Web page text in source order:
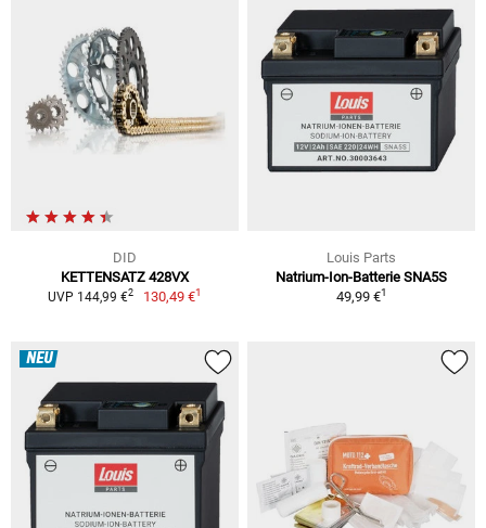
DID
KETTENSATZ 428VX
UVP 144,99 €2 130,49 €1
Louis Parts
Natrium-Ion-Batterie SNA5S
49,99 €1
NEU